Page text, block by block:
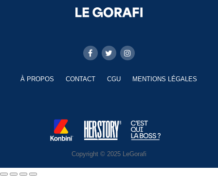
À PROPOS CONTACT CGU MENTIONS LÉGALES
Copyright © 2025 LeGorafi